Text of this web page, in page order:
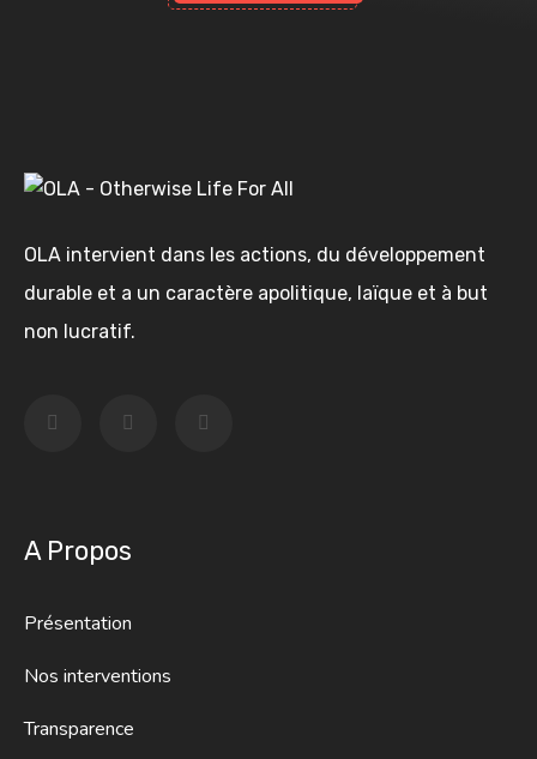
OLA intervient dans les actions, du développement
durable et a un caractère apolitique, laïque et à but
non lucratif.
A Propos
Présentation
Nos interventions
Transparence